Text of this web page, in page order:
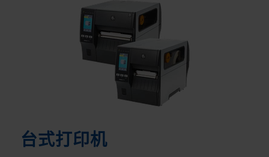
台式打印机